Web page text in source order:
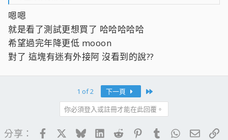
嗯嗯
就是看了測試更想買了 哈哈哈哈哈
希望過完年降更低 mooon
對了 這塊有迷有外接阿 沒看到的說??
1 of 2 下一頁
你必須登入或註冊才能在此回覆。
分享： FacebookBlueskyLinkedIn
Reddit PinterestTumblrWhatsApp
電子